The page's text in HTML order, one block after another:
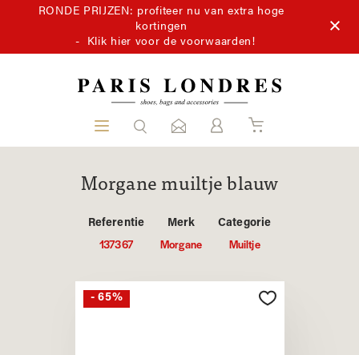
RONDE PRIJZEN: profiteer nu van extra hoge
kortingen
- Klik hier voor de voorwaarden!
Morgane muiltje blauw
Referentie
137367
Merk
Morgane
Categorie
Muiltje
- 65%